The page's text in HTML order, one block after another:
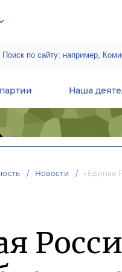
Наша
Новости
«Единая